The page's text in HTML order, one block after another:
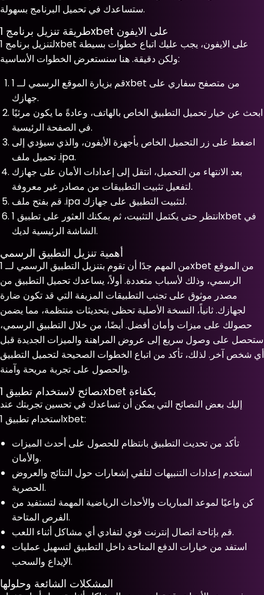
ستساعدك في تحميل البرنامج بسهولة.
طريقة تنزيل برنامج 1xbet على الايفون
لتنزيل برنامج 1xbet على الايفون، يجب عليك اتباع خطوات بسيطة
ولكن دقيقة. هنا سنستعرض الخطوات الأساسية:
قم بزيارة الموقع الرسمي لــ 1xbet من متصفح سفاري على
جهازك.
ابحث عن خيار تحميل التطبيق الخاص بالهاتف، وعادةً ما يكون مرئيًا
في الصفحة الرئيسية.
اضغط على زر التحميل الخاص بأجهزة الأيفون، والذي سيؤدي إلى
تحميل ملف .ipa.
بعد الانتهاء من التحميل، انتقل إلى إعدادات الأمان على جهازك
لتفعيل تثبيت التطبيقات من مصادر غير معروفة.
قم بفتح ملف .ipa لتثبيت التطبيق على جهازك.
انتظر حتى يكتمل التثبيت، ثم يمكنك العثور على تطبيق 1xbet في
الشاشة الرئيسية لديك.
أهمية تنزيل التطبيق الرسمي
من المهم جدًا أن تقوم بتنزيل التطبيق الرسمي لــ 1xbet من الموقع
الرسمي، وذلك لأسباب متعددة. أولاً، يساعدك تحميل التطبيق من
مصدر موثوق على تجنب التطبيقات المزيفة التي قد تكون ضارة
لجهازك. ثانياً، النسخة الأصلية تحظى بتحديثات منتظمة، مما يضمن
حصولك على ميزات وأمان أفضل. أيضًا، من خلال التطبيق الرسمي،
ستحصل على وصول سريع إلى عروض المراهنة والميزات الجديدة قبل
أي شخص آخر. لذلك، تأكد من اتباع الخطوات الصحيحة لتحميل التطبيق
والحصول على تجربة مريحة وآمنة.
نصائح لاستخدام تطبيق 1xbet بكفاءة
إليك بعض النصائح التي يمكن أن تساعدك في تحسين تجربتك عند
استخدام تطبيق 1xbet:
تأكد من تحديث التطبيق بانتظام للحصول على أحدث الميزات
والأمان.
استخدم إعدادات التنبيهات لتلقي إشعارات حول النتائج والعروض
الحصرية.
كن واعيًا لموعد المباريات والأحداث الرياضية المهمة لتستفيد من
الفرص المتاحة.
قم بإتاحة اتصال إنترنت قوي لتفادي أي مشاكل أثناء اللعب.
استفد من خيارات الدفع المتاحة داخل التطبيق لتسهيل عمليات
الإيداع والسحب.
المشكلات الشائعة وحلولها